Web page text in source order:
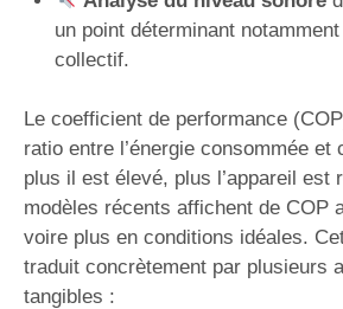
un point déterminant
collectif.
Le coefficient de performance
ratio entre l’énergie consommée et
plus il est élevé, plus l’appareil est
modèles récents affichent de COP
voire plus en conditions idéales.
traduit concrètement par plusieurs
tangibles :